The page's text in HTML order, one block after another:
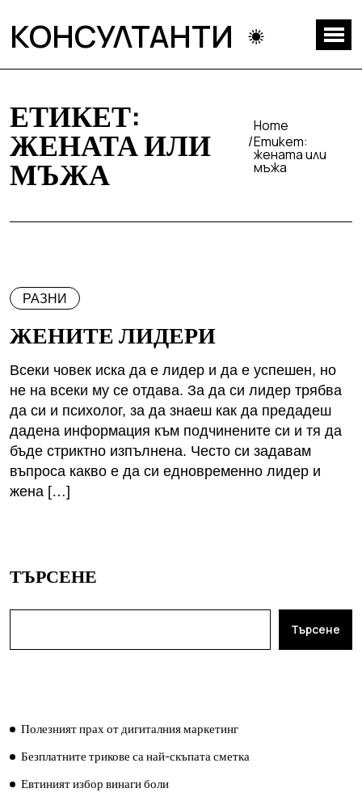
КОНСУЛТАНТИ
ЕТИКЕТ:
ЖЕНАТА ИЛИ
МЪЖА
Home
Етикет:
жената или
мъжа
РАЗНИ
ЖЕНИТЕ ЛИДЕРИ
Всеки човек иска да е лидер и да е успешен, но
не на всеки му се отдава. За да си лидер трябва
да си и психолог, за да знаеш как да предадеш
дадена информация към подчинените си и тя да
бъде стриктно изпълнена. Често си задавам
въпроса какво е да си едновременно лидер и
жена […]
ТЪРСЕНЕ
Търсене
Полезният прах от дигиталния маркетинг
Безплатните трикове са най-скъпата сметка
Евтиният избор винаги боли